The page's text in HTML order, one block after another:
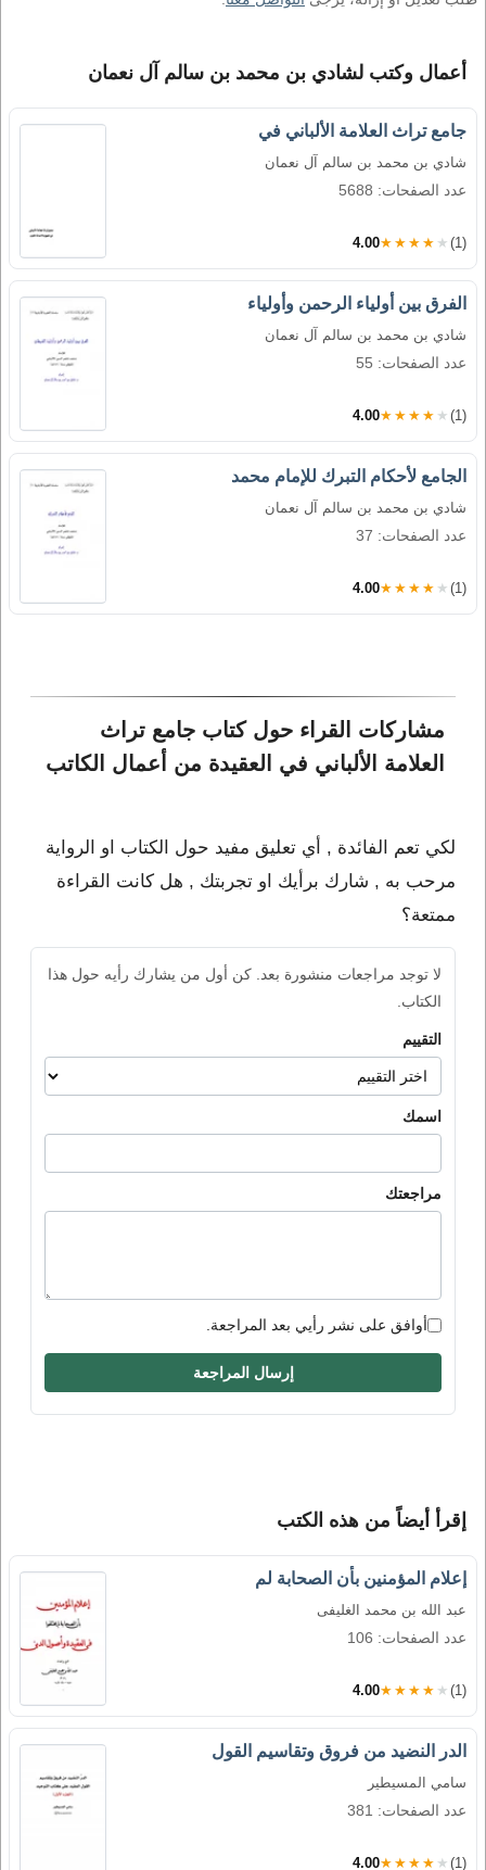
أعمال وكتب لشادي بن محمد بن سالم آل نعمان
جامع تراث العلامة الألباني في
شادي بن محمد بن سالم آل نعمان
عدد الصفحات: 5688
4.00★★★★★ (1)
الفرق بين أولياء الرحمن وأولياء
شادي بن محمد بن سالم آل نعمان
عدد الصفحات: 55
4.00★★★★★ (1)
الجامع لأحكام التبرك للإمام محمد
شادي بن محمد بن سالم آل نعمان
عدد الصفحات: 37
4.00★★★★★ (1)
مشاركات القراء حول كتاب جامع تراث
العلامة الألباني في العقيدة من أعمال الكاتب
لكي تعم الفائدة , أي تعليق مفيد حول الكتاب او الرواية
مرحب به , شارك برأيك او تجربتك , هل كانت القراءة
ممتعة؟
لا توجد مراجعات منشورة بعد. كن أول من يشارك رأيه حول هذا
الكتاب.
التقييم
اسمك
مراجعتك
أوافق على نشر رأيي بعد المراجعة.
إرسال المراجعة
إقرأ أيضاً من هذه الكتب
إعلام المؤمنين بأن الصحابة لم
عبد الله بن محمد الغليفى
عدد الصفحات: 106
4.00★★★★★ (1)
الدر النضيد من فروق وتقاسيم القول
سامي المسيطير
عدد الصفحات: 381
4.00★★★★★ (1)